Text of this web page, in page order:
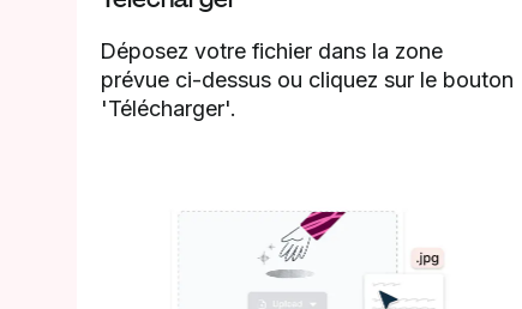
Déposez votre fichier dans la zone
prévue ci-dessus ou cliquez sur le bouton
'Télécharger'.